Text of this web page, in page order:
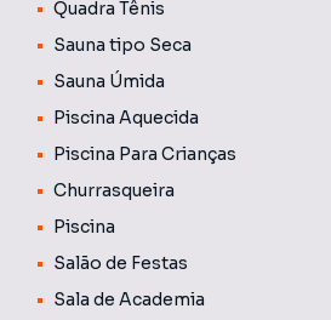
Quadra Tênis
Sauna tipo Seca
Sauna Úmida
Piscina Aquecida
Piscina Para Crianças
Churrasqueira
Piscina
Salão de Festas
Sala de Academia